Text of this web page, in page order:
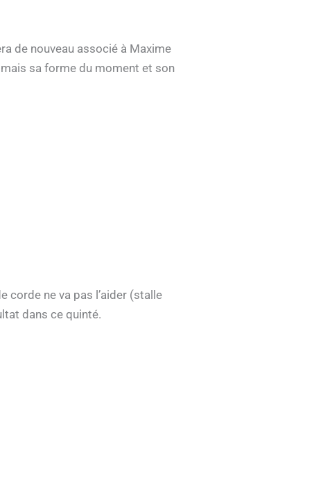
de nouveau associé à Maxime
sa forme du moment et son
corde ne va pas l’aider (stalle
dans ce quinté.